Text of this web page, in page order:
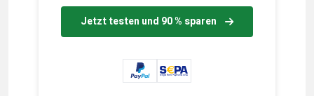
Jetzt testen und 90 % sparen